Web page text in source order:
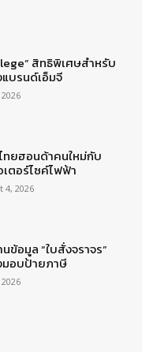
สิทธิพิเศษสำหรับ
บรนด์เอ็มจี
ยฮอนด้าคนใหม่กับ
ตอร์ไซค์ไฟฟ้า
4, 2026
ข้อมูล “ใบสั่งจราจร”
มอบป้ายภาษี